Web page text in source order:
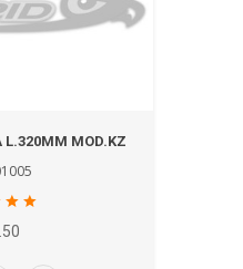
L.320MM MOD.KZ